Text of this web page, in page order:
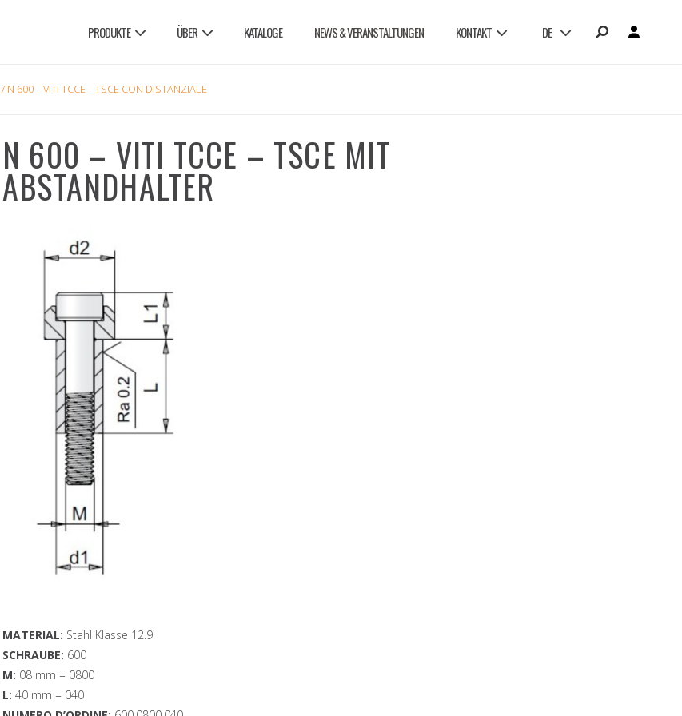
PRODUKTE ÜBER KATALOGE NEWS & VERANSTALTUNGEN KONTAKT DE
/ N 600 – VITI TCCE – TSCE CON DISTANZIALE
N 600 – VITI TCCE – TSCE MIT
ABSTANDHALTER
MATERIAL: Stahl Klasse 12.9
SCHRAUBE: 600
M: 08 mm = 0800
L: 40 mm = 040